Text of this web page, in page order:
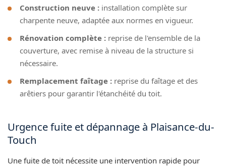
Construction neuve : installation complète sur
charpente neuve, adaptée aux normes en vigueur.
Rénovation complète : reprise de l'ensemble de la
couverture, avec remise à niveau de la structure si
nécessaire.
Remplacement faîtage : reprise du faîtage et des
arêtiers pour garantir l'étanchéité du toit.
Urgence fuite et dépannage à Plaisance-du-
Touch
Une fuite de toit nécessite une intervention rapide pour